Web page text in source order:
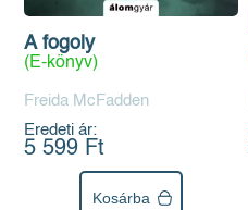
A fogoly
(E-könyv)
Freida McFadden
Eredeti ár:
5 599 Ft
Kosárba